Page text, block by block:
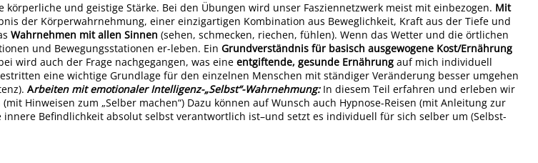
und geistige Stärke. Bei den Übungen wird unser Fasziennetzwerk meist mit einbezogen. Mit
der Körperwahrnehmung, einer einzigartigen Kombination aus Beweglichkeit, Kraft aus der Tiefe und
Wahrnehmen mit allen Sinnen (sehen, schmecken, riechen, fühlen). Wenn das Wetter und die örtlichen
und Bewegungsstationen er-leben. Ein Grundverständnis für basisch ausgewogene Kost/Ernährung
wird auch der Frage nachgegangen, was eine entgiftende, gesunde Ernährung auf mich individuell
eine wichtige Grundlage für den einzelnen Menschen mit ständiger Veränderung besser umgehen
Arbeiten mit emotionaler Intelligenz-„Selbst“-Wahrnehmung:In diesem Teil erfahren und erleben wir
Hinweisen zum „Selber machen“) Dazu können auf Wunsch auch Hypnose-Reisen (mit Anleitung zur
Befindlichkeit absolut selbst verantwortlich ist–und setzt es individuell für sich selber um (Selbst-